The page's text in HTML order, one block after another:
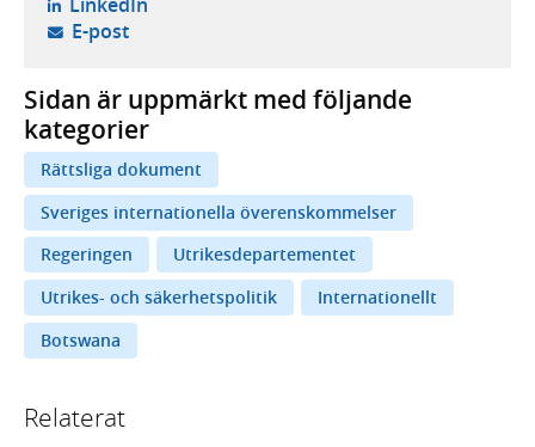
LinkedIn
E-post- öppnar din e-postklient,
Sidan är uppmärkt med följande
kategorier
Rättsliga dokument
Sveriges internationella överenskommelser
Regeringen
Utrikesdepartementet
Utrikes- och säkerhetspolitik
Internationellt
Botswana
Relaterat